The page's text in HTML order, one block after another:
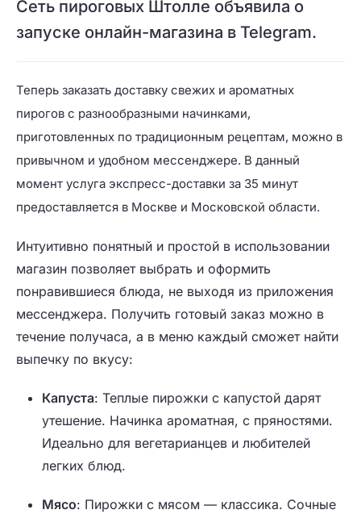
Сеть пироговых Штолле объявила о
запуске онлайн-магазина в Telegram.
Теперь заказать доставку свежих и ароматных
пирогов с разнообразными начинками,
приготовленных по традиционным рецептам, можно в
привычном и удобном мессенджере. В данный
момент услуга экспресс-доставки за 35 минут
предоставляется в Москве и Московской области.
Интуитивно понятный и простой в использовании
магазин позволяет выбрать и оформить
понравившиеся блюда, не выходя из приложения
мессенджера. Получить готовый заказ можно в
течение получаса, а в меню каждый сможет найти
выпечку по вкусу:
Капуста: Теплые пирожки с капустой дарят
утешение. Начинка ароматная, с пряностями.
Идеально для вегетарианцев и любителей
легких блюд.
Мясо: Пирожки с мясом — классика. Сочные